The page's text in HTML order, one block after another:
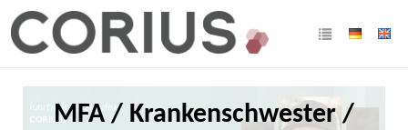
MFA / Krankenschwester /